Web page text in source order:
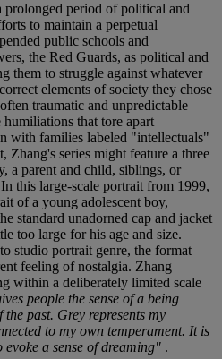
period of political and
to maintain a perpetual
public schools and
the Red Guards, as political and
them to struggle against whatever
elements of society they chose
traumatic and unpredictable
that tore apart
with families labeled "intellectuals"
Zhang's series might feature a three
a parent and child, siblings, or
this large-scale portrait from 1999,
of a young adolescent boy,
standard unadorned cap and jacket
too large for his age and size.
studio portrait genre, the format
feeling of nostalgia. Zhang
within a deliberately limited scale
people the sense of a being
past. Grey represents my
to my own temperament. It is
a sense of dreaming" .